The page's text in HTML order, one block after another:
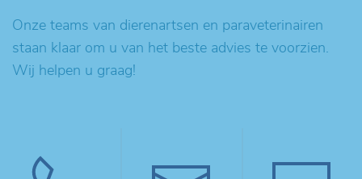
Onze teams van dierenartsen en paraveterinairen
staan klaar om u van het beste advies te voorzien.
Wij helpen u graag!